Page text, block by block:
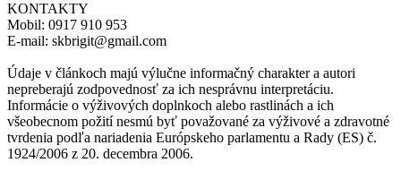
KONTAKTY
Mobil: 0917 910 953
E-mail: skbrigit@gmail.com
Údaje v článkoch majú výlučne informačný charakter a autori
nepreberajú zodpovednosť za ich nesprávnu interpretáciu.
Informácie o výživových doplnkoch alebo rastlinách a ich
všeobecnom požití nesmú byť považované za výživové a zdravotné
tvrdenia podľa nariadenia Európskeho parlamentu a Rady (ES) č.
1924/2006 z 20. decembra 2006.